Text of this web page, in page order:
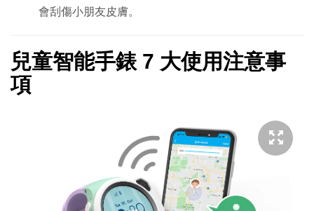
會刮傷小朋友皮膚。
兒童智能手錶 7 大使用注意事
項